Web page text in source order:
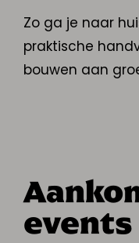
Zo ga je naar
praktische
bouwen aan
events